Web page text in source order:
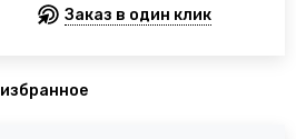
Заказ в один клик